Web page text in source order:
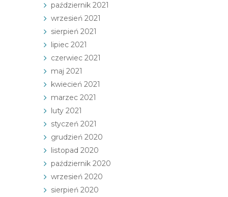
październik 2021
wrzesień 2021
sierpień 2021
lipiec 2021
czerwiec 2021
maj 2021
kwiecień 2021
marzec 2021
luty 2021
styczeń 2021
grudzień 2020
listopad 2020
październik 2020
wrzesień 2020
sierpień 2020